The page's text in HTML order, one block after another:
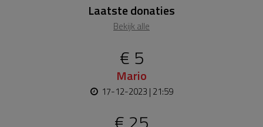
Laatste donaties
Bekijk alle
€ 5
Mario
17-12-2023 | 21:59